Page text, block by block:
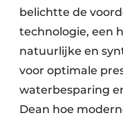
belichtte de
technologie, een
natuurlijke en
voor optimale
waterbesparing
Dean hoe